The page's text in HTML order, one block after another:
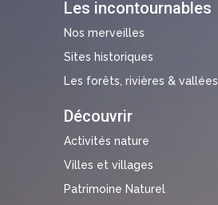
Les incontournables
Nos merveilles
Sites historiques
Les forêts, rivières & vallées
Découvrir
Activités nature
Villes et villages
Patrimoine Naturel